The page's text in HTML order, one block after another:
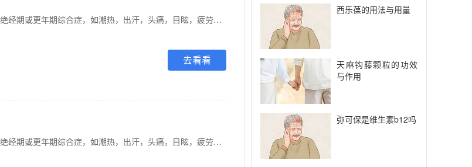
【功能主治】 临床用于雌激素缺乏引起的绝经期或更年期综合症，如潮热，出汗，头痛，目眩，疲劳，烦躁易怒，神经过敏，外阴干燥，老年性阴道炎等。
去看看
【功能主治】 临床用于雌激素缺乏引起的绝经期或更年期综合症，如潮热，出汗，头痛，目眩，疲劳，烦躁易怒，神经过敏，外阴干燥，老年性阴道炎等。
西乐葆的用法与用量
天麻钩藤颗粒的功效
与作用
弥可保是维生素b12吗